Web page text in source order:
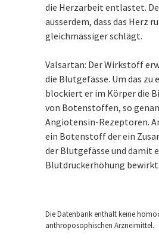
die Herzarbeit entlastet.
ausserdem, dass das Herz
gleichmässiger schlägt.
Valsartan: Der Wirkstoff
die Blutgefässe. Um das zu
blockiert er im Körper die
von Botenstoffen, so
Angiotensin-Rezeptoren.
ein Botenstoff der ein
der Blutgefässe und damit
Blutdruckerhöhung bewirkt.
Die Datenbank enthält keine
anthroposophischen Arzneimittel.